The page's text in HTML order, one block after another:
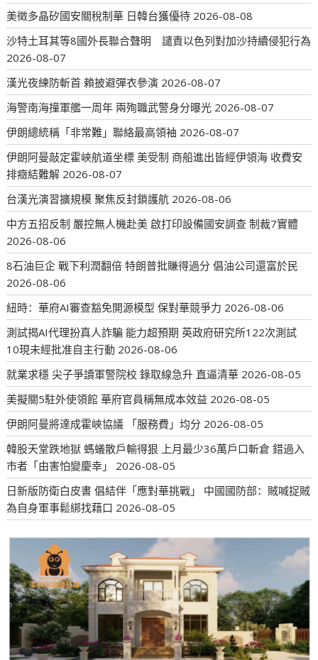
美徵多晶矽國安關稅制華 日韓台獲優待 2026-08-08
沙特土耳其等8國外長聯合聲明 譴責以色列對加沙持續侵犯行為
2026-08-07
漢光夜練防斬首 賴披避彈衣參演 2026-08-07
海警南海撞軍艦一周年 兩殉職武警身分曝光 2026-08-07
伊朗總統稱「非常難」聯絡最高領袖 2026-08-07
伊朗阿曼敲定霍峽航道坐標 美受制 商船進出皆經伊領海 收費安
排癥結難解 2026-08-07
台漢光演習擴規模 聚焦反封鎖護航 2026-08-06
中方五招反制 嚴控無人機赴美 啟打印設備國安調查 制裁7實體
2026-08-06
8石油巨企 戰下利潤翻倍 特朗普批賺得過分 倡油公司還富於民
2026-08-06
紐時：華府AI審查豁免開源模型 保對華競爭力 2026-08-06
測試揭AI代理扮真人詐騙 能力超預期 英政府研究所122次測試
10現未經批准自主行動 2026-08-06
就業求穩 尖子爭讀軍警院校 錄取線急升 直逼清華 2026-08-05
美擬關5駐外使領館 華府官員稱無成本效益 2026-08-05
伊朗阿曼將達成霍峽協議 「服務費」均分 2026-08-05
韓股天堂跌地獄 螞蟻散戶輸得狠 上月最少36萬戶口斬倉 錯過入
市者「由害怕變慶幸」
2026-08-05
日新版防衛白皮書 倡結伴「應對華挑戰」 中國國防部：賊喊捉賊
為自身軍事鬆綁找藉口 2026-08-05